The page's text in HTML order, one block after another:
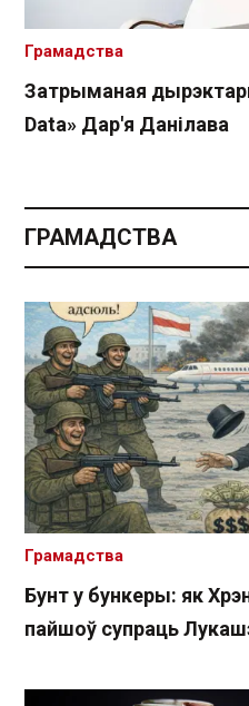
Затрыманая
Data» Дар'я Данілава
Грамадства
ГРАМАДСТВА
Бунт у бункеры: як
пайшоў супраць
Грамадства